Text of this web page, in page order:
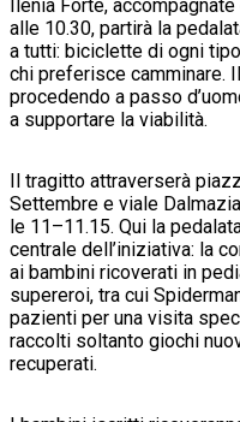
Ilenia Forte,
alle 10.30, partirà la
a tutti: biciclette di ogni
chi preferisce camminare.
procedendo a passo
a supportare la viabilità.
Il tragitto attraverserà
Settembre e viale
le 11–11.15. Qui la
centrale dell’iniziativa: la
ai bambini ricoverati in
supereroi, tra cui
pazienti per una visita
raccolti soltanto giochi
recuperati.